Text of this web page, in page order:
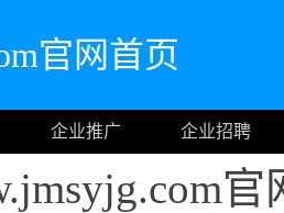
官网首页
企业推广 企业招聘